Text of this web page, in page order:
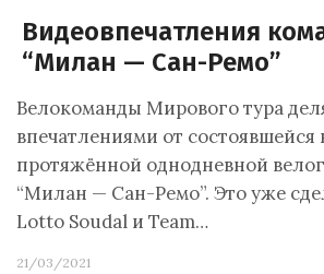
Видеовпечатления
“Милан — Сан-Ремо”
Велокоманды Мирового тура
впечатлениями от состоявшейся
протяжённой однодневной
“Милан — Сан-Ремо”. Это уже
Lotto Soudal и Team…
21/03/2021